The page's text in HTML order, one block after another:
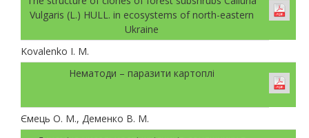
Vulgaris (L.) HULL. in ecosystems of north-eastern
Ukraine
Kovalenko I. M.
Нематоди – паразити картоплі
Ємець О. М., Деменко В. М.